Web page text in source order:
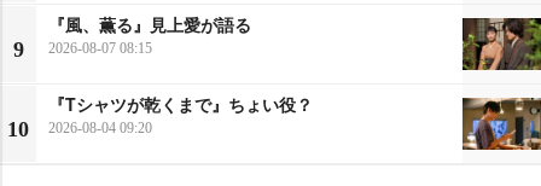
9
『風、薫る』見上愛が語る
2026-08-07 08:15
10
『Tシャツが乾くまで』ちょい役？
2026-08-04 09:20